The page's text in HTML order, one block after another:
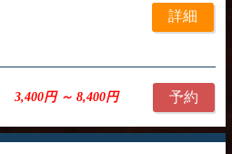
詳細
3,400円 ～ 8,400円 予約